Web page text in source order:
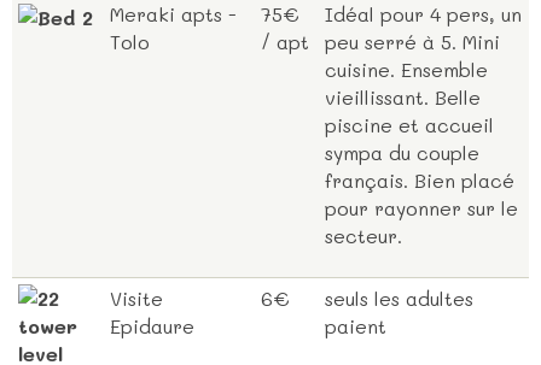
Meraki apts -
Tolo
75€
/ apt
Idéal pour 4 pers, un
peu serré à 5. Mini
cuisine. Ensemble
vieillissant. Belle
piscine et accueil
sympa du couple
français. Bien placé
pour rayonner sur le
secteur.
Visite
Epidaure
6€
seuls les adultes
paient